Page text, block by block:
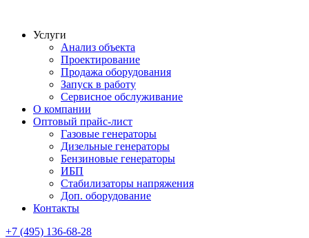
Услуги
Анализ объекта
Проектирование
Продажа оборудования
Запуск в работу
Сервисное обслуживание
О компании
Оптовый прайс-лист
Газовые генераторы
Дизельные генераторы
Бензиновые генераторы
ИБП
Стабилизаторы напряжения
Доп. оборудование
Контакты
+7 (495) 136-68-28